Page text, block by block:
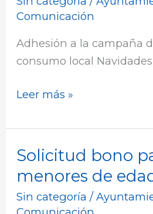
Comunicación
Adhesión a la campaña
consumo local
en
Leer más »
Solicitud bono
menores de
Sin categoría /
Solicitud
bono
menores